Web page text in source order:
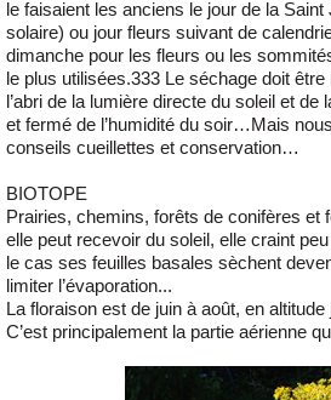
le faisaient les anciens le jour de la
solaire) ou jour fleurs suivant de
dimanche pour les fleurs ou les
le plus utilisées.333 Le séchage doit
l’abri de la lumière directe du soleil et de
et fermé de l’humidité du soir…Mais
conseils cueillettes et conservation…
BIOTOPE
Prairies, chemins, forêts de conifères et
elle peut recevoir du soleil, elle craint
le cas ses feuilles basales sèchent
limiter l’évaporation...
La floraison est de juin à août, en altitude
C’est principalement la partie aérienne